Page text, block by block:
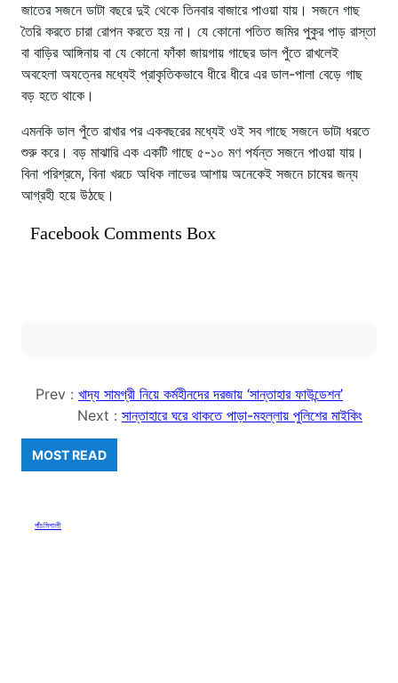
জাতের সজনে ডাটা বছরে দুই থেকে তিনবার বাজারে পাওয়া যায়। সজনে গাছ
তৈরি করতে চারা রোপন করতে হয় না। যে কোনো পতিত জমির পুকুর পাড় রাস্তা
বা বাড়ির আঙ্গিনায় বা যে কোনো ফাঁকা জায়গায় গাছের ডাল পুঁতে রাখলেই
অবহেলা অযত্নের মধ্যেই প্রাকৃতিকভাবে ধীরে ধীরে এর ডাল-পালা বেড়ে গাছ
বড় হতে থাকে।
এমনকি ডাল পুঁতে রাখার পর একবছরের মধ্যেই ওই সব গাছে সজনে ডাটা ধরতে
শুরু করে। বড় মাঝারি এক একটি গাছে ৫-১০ মণ পর্যন্ত সজনে পাওয়া যায়।
বিনা পরিশ্রমে, বিনা খরচে অধিক লাভের আশায় অনেকেই সজনে চাষের জন্য
আগ্রহী হয়ে উঠছে।
Facebook Comments Box
Prev : খাদ্য সামগ্রী নিয়ে কর্মহীনদের দরজায় ‘সান্তাহার ফাউন্ডেশন’
Next : সান্তাহারে ঘরে থাকতে পাড়া-মহল্লায় পুলিশের মাইকিং
MOST READ
পাঁচমিশালী